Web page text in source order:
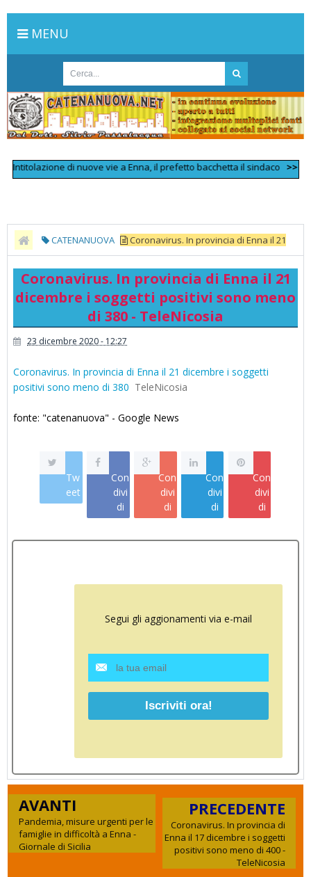
MENU
di nuove vie a Enna, il prefetto bacchetta il sindaco >>
CATENANUOVA Coronavirus. In provincia di Enna il 21
dicembre i soggetti positivi sono meno di 380 - TeleNicosia
Coronavirus. In provincia di Enna il 21
dicembre i soggetti positivi sono meno
di 380 - TeleNicosia
23 dicembre 2020 - 12:27
Coronavirus. In provincia di Enna il 21 dicembre i soggetti
positivi sono meno di 380 TeleNicosia
fonte: "catenanuova" - Google News
Tw
eet
Con
divi
di
Con
divi
di
Con
divi
di
Con
divi
di
Segui gli aggionamenti via e-mail
AVANTI
Pandemia, misure urgenti per le
famiglie in difficoltà a Enna -
Giornale di Sicilia
PRECEDENTE
Coronavirus. In provincia di
Enna il 17 dicembre i soggetti
positivi sono meno di 400 -
TeleNicosia